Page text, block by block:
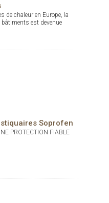
de chaleur en Europe, la
est devenue
Soprofen
PROTECTION FIABLE